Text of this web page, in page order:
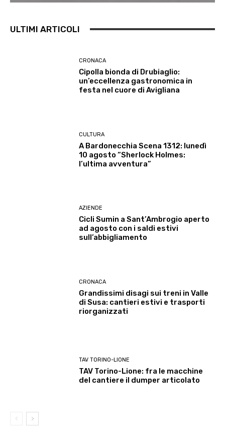
ULTIMI ARTICOLI
CRONACA
Cipolla bionda di Drubiaglio:
un’eccellenza gastronomica in
festa nel cuore di Avigliana
CULTURA
A Bardonecchia Scena 1312: lunedì
10 agosto “Sherlock Holmes:
l’ultima avventura”
AZIENDE
Cicli Sumin a Sant’Ambrogio aperto
ad agosto con i saldi estivi
sull’abbigliamento
CRONACA
Grandissimi disagi sui treni in Valle
di Susa: cantieri estivi e trasporti
riorganizzati
TAV TORINO-LIONE
TAV Torino-Lione: fra le macchine
del cantiere il dumper articolato